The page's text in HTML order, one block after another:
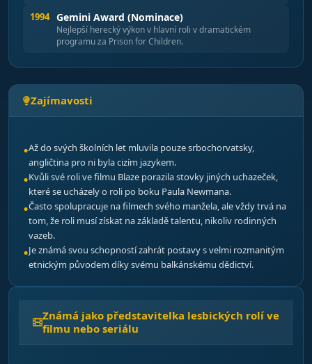
1994 Gemini Award (Nominace)
Nejlepší herecký výkon v hlavní roli v dramatickém
programu za Prison for Children.
Zajímavosti
Až do svých školních let mluvila pouze srbochorvatsky,
angličtina pro ni byla cizím jazykem.
Kvůli své roli ve filmu Blaze porazila stovky jiných uchazeček,
které se ucházely o roli po boku Paula Newmana.
Často spolupracuje na filmech svého manžela, ale vždy trvá na
tom, že roli musí získat na základě talentu, nikoliv rodinných
vazeb.
Je známá svou schopností zahrát postavy s velmi rozmanitým
etnickým původem díky svému balkánskému dědictví.
Známá jako představitelka lesbických rolí ve
filmu nebo seriálu